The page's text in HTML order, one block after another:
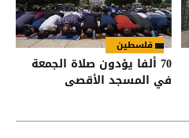
فلسطين
70 ألفا يؤدون صلاة الجمعة
في المسجد الأقصى